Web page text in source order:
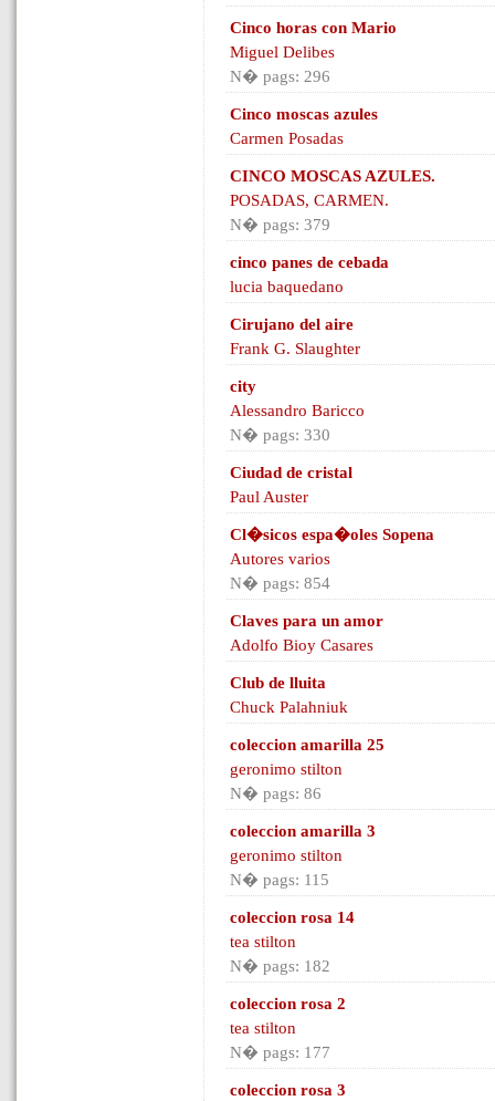
Cinco horas con Mario
Miguel Delibes
N� pags: 296
Cinco moscas azules
Carmen Posadas
CINCO MOSCAS AZULES.
POSADAS, CARMEN.
N� pags: 379
cinco panes de cebada
lucia baquedano
Cirujano del aire
Frank G. Slaughter
city
Alessandro Baricco
N� pags: 330
Ciudad de cristal
Paul Auster
Cl�sicos espa�oles Sopena
Autores varios
N� pags: 854
Claves para un amor
Adolfo Bioy Casares
Club de lluita
Chuck Palahniuk
coleccion amarilla 25
geronimo stilton
N� pags: 86
coleccion amarilla 3
geronimo stilton
N� pags: 115
coleccion rosa 14
tea stilton
N� pags: 182
coleccion rosa 2
tea stilton
N� pags: 177
coleccion rosa 3